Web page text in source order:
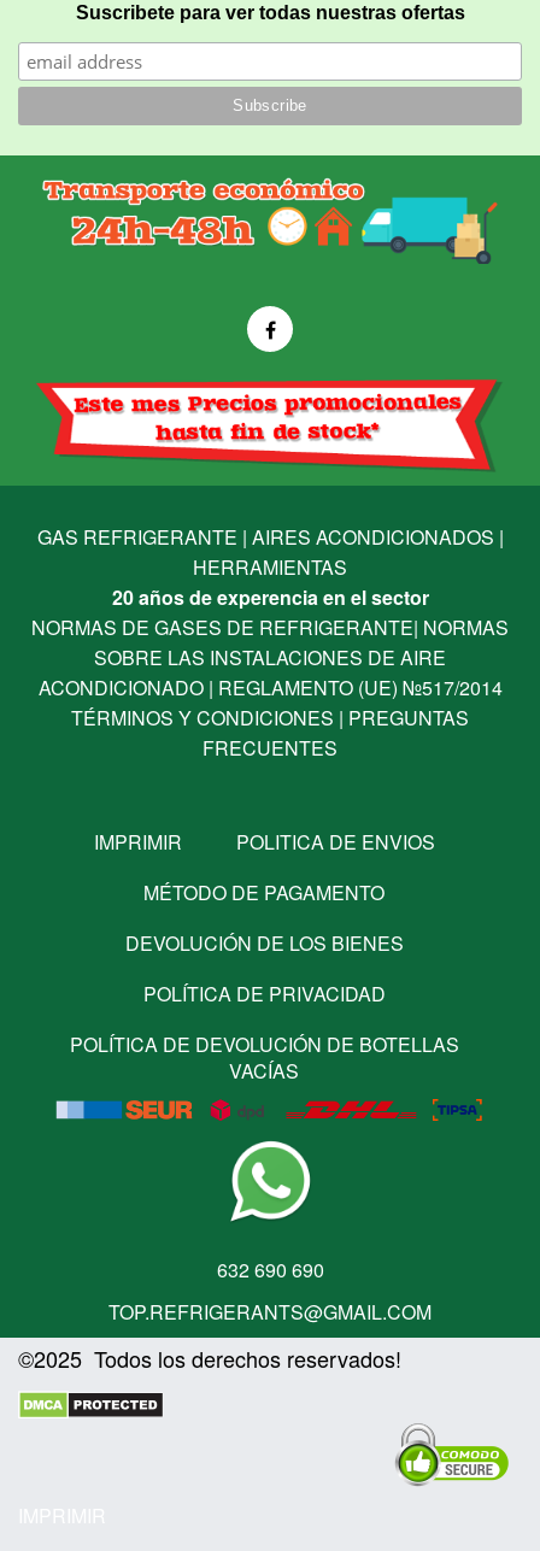
Suscribete para ver todas nuestras ofertas
GAS REFRIGERANTE | AIRES ACONDICIONADOS |
HERRAMIENTAS
20 años de experencia en el sector
NORMAS DE GASES DE REFRIGERANTE| NORMAS
SOBRE LAS INSTALACIONES DE AIRE
ACONDICIONADO| REGLAMENTO (UE) №517/2014
TÉRMINOS Y CONDICIONES | PREGUNTAS
FRECUENTES
IMPRIMIR
POLITICA DE ENVIOS
MÉTODO DE PAGAMENTO
DEVOLUCIÓN DE LOS BIENES
POLÍTICA DE PRIVACIDAD
POLÍTICA DE DEVOLUCIÓN DE BOTELLAS
VACÍAS
632 690 690
TOP.REFRIGERANTS@GMAIL.COM
©2025 Todos los derechos reservados!